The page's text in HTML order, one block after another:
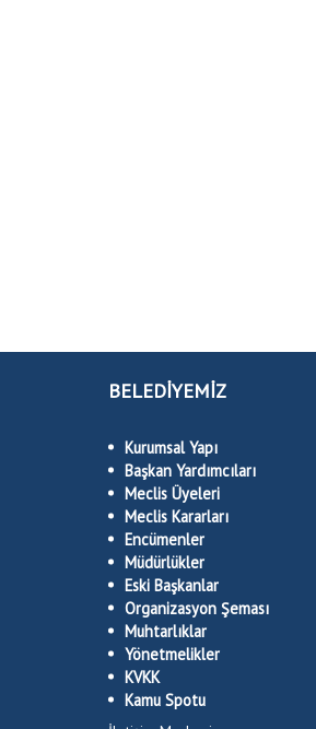
BELEDİYEMİZ
Kurumsal Yapı
Başkan Yardımcıları
Meclis Üyeleri
Meclis Kararları
Encümenler
Müdürlükler
Eski Başkanlar
Organizasyon Şeması
Muhtarlıklar
Yönetmelikler
KVKK
Kamu Spotu